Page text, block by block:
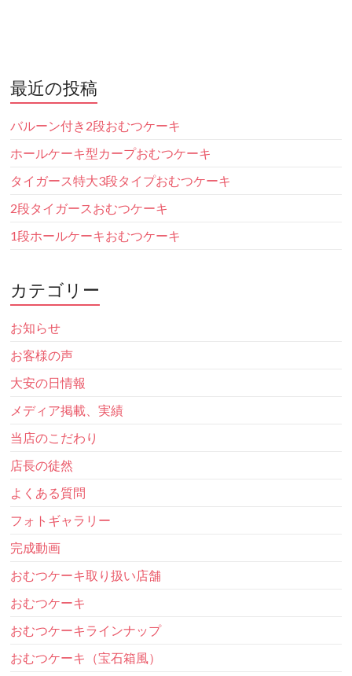
最近の投稿
バルーン付き2段おむつケーキ
ホールケーキ型カープおむつケーキ
タイガース特大3段タイプおむつケーキ
2段タイガースおむつケーキ
1段ホールケーキおむつケーキ
カテゴリー
お知らせ
お客様の声
大安の日情報
メディア掲載、実績
当店のこだわり
店長の徒然
よくある質問
フォトギャラリー
完成動画
おむつケーキ取り扱い店舗
おむつケーキ
おむつケーキラインナップ
おむつケーキ（宝石箱風）